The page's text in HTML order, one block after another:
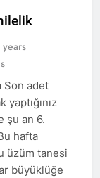
Son adet
yaptığınız
şu an 6.
hafta
üzüm tanesi
büyüklüğe